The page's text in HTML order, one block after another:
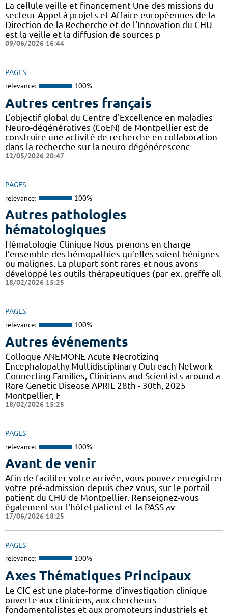
La cellule veille et financement Une des missions du
secteur Appel à projets et Affaire européennes de la
Direction de la Recherche et de l'Innovation du CHU
est la veille et la diffusion de sources p
09/06/2026 16:44
PAGES
relevance: 100%
Autres centres français
L'objectif global du Centre d'Excellence en maladies
Neuro-dégénératives (CoEN) de Montpellier est de
construire une activité de recherche en collaboration
dans la recherche sur la neuro-dégénérescenc
12/05/2026 20:47
PAGES
relevance: 100%
Autres pathologies
hématologiques
Hématologie Clinique Nous prenons en charge
l’ensemble des hémopathies qu’elles soient bénignes
ou malignes. La plupart sont rares et nous avons
développé les outils thérapeutiques (par ex. greffe all
18/02/2026 15:25
PAGES
relevance: 100%
Autres événements
Colloque ANEMONE Acute Necrotizing
Encephalopathy Multidisciplinary Outreach Network
Connecting Families, Clinicians and Scientists around a
Rare Genetic Disease APRIL 28th - 30th, 2025
Montpellier, F
18/02/2026 15:25
PAGES
relevance: 100%
Avant de venir
Afin de faciliter votre arrivée, vous pouvez enregistrer
votre pré-admission depuis chez vous, sur le portail
patient du CHU de Montpellier. Renseignez-vous
également sur l'hôtel patient et la PASS av
17/06/2026 18:25
PAGES
relevance: 100%
Axes Thématiques Principaux
Le CIC est une plate-forme d'investigation clinique
ouverte aux cliniciens, aux chercheurs
fondamentalistes et aux promoteurs industriels et